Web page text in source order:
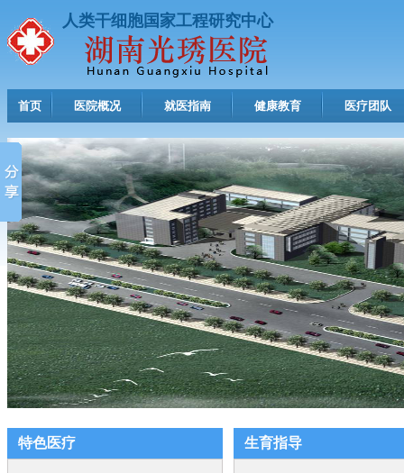
人类干细胞国家工程研究中心
首页 医院概况 就医指南 健康教育 医疗团队
特色医疗 生育指导